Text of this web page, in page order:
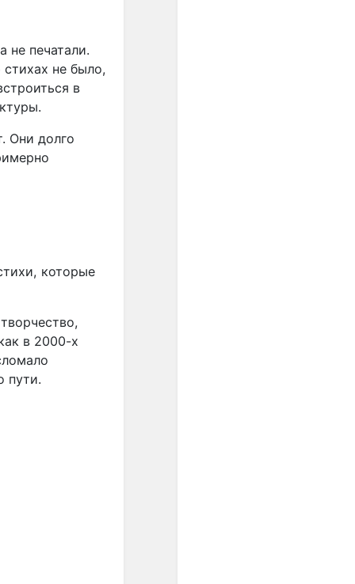
не печатали.
стихах не было,
в
Они долго
которые
в 2000-х
пути.